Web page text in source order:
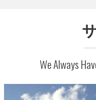
We Always